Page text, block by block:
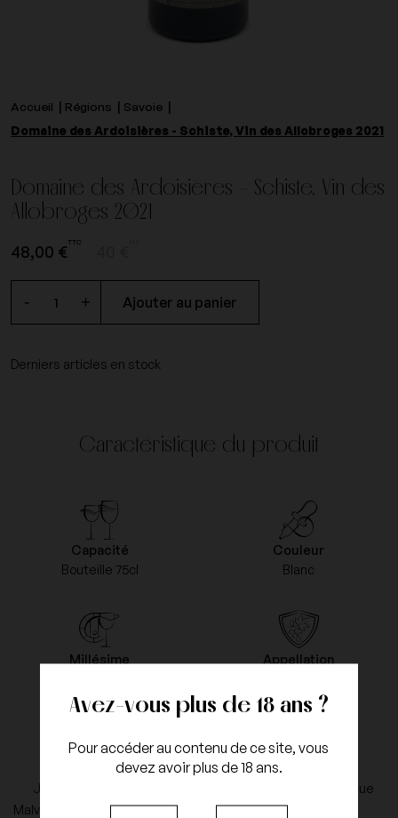
Avez-vous plus de 18 ans ?
Pour accéder au contenu de ce site, vous
devez avoir plus de 18 ans.
Accueil Régions
Savoie
Domaine des Ardoisières - Schiste, Vin des Allobroges 2021
Domaine des Ardoisières - Schiste, Vin des
Allobroges 2021
48,00 € TTC
+
- Ajouter au panier
Derniers articles en stock
Caractéristique du produit
Capacité
Bouteille 75cl
Couleur
Blanc
Millésime
Appellation
Cépages
Jacquère, Roussanne,
Malvoisie, Mondeuse blanche
Type d'agriculture
Agriculture biodynamique